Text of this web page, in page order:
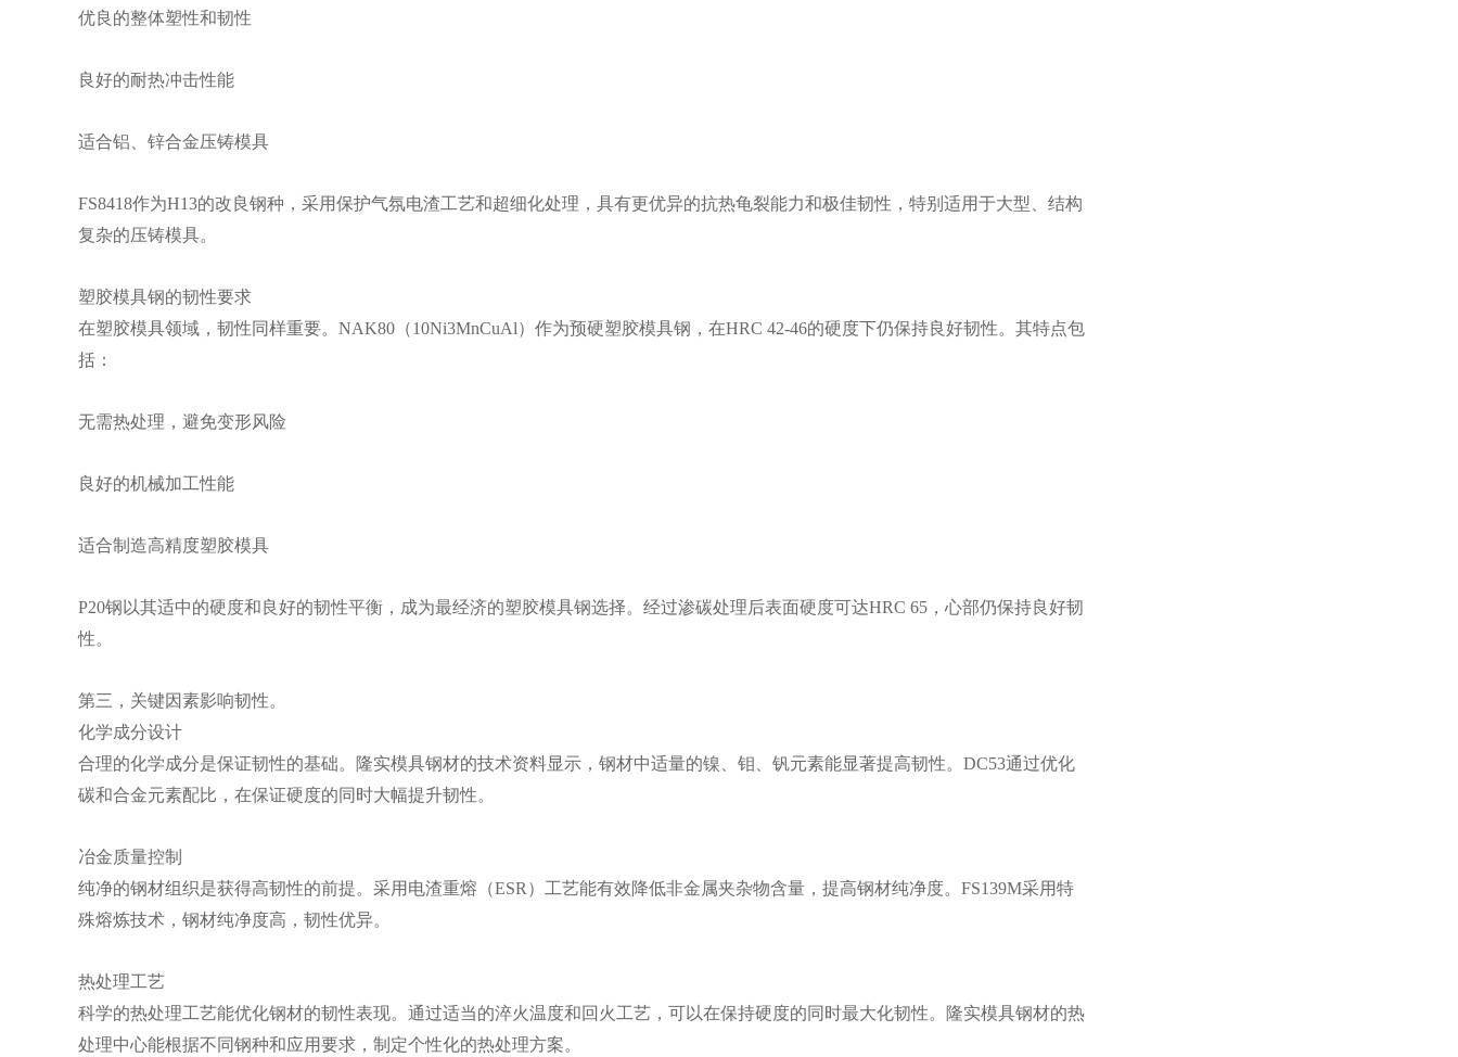
优良的整体塑性和韧性
良好的耐热冲击性能
适合铝、锌合金压铸模具
FS8418作为H13的改良钢种，采用保护气氛电渣工艺和超细化处理，具有更优异的抗热龟裂能力和极佳韧性，特别适用于大型、结构
复杂的压铸模具。
塑胶模具钢的韧性要求
在塑胶模具领域，韧性同样重要。NAK80（10Ni3MnCuAl）作为预硬塑胶模具钢，在HRC 42-46的硬度下仍保持良好韧性。其特点包
括：
无需热处理，避免变形风险
良好的机械加工性能
适合制造高精度塑胶模具
P20钢以其适中的硬度和良好的韧性平衡，成为最经济的塑胶模具钢选择。经过渗碳处理后表面硬度可达HRC 65，心部仍保持良好韧
性。
第三，关键因素影响韧性。
化学成分设计
合理的化学成分是保证韧性的基础。隆实模具钢材的技术资料显示，钢材中适量的镍、钼、钒元素能显著提高韧性。DC53通过优化
碳和合金元素配比，在保证硬度的同时大幅提升韧性。
冶金质量控制
纯净的钢材组织是获得高韧性的前提。采用电渣重熔（ESR）工艺能有效降低非金属夹杂物含量，提高钢材纯净度。FS139M采用特
殊熔炼技术，钢材纯净度高，韧性优异。
热处理工艺
科学的热处理工艺能优化钢材的韧性表现。通过适当的淬火温度和回火工艺，可以在保持硬度的同时最大化韧性。隆实模具钢材的热
处理中心能根据不同钢种和应用要求，制定个性化的热处理方案。